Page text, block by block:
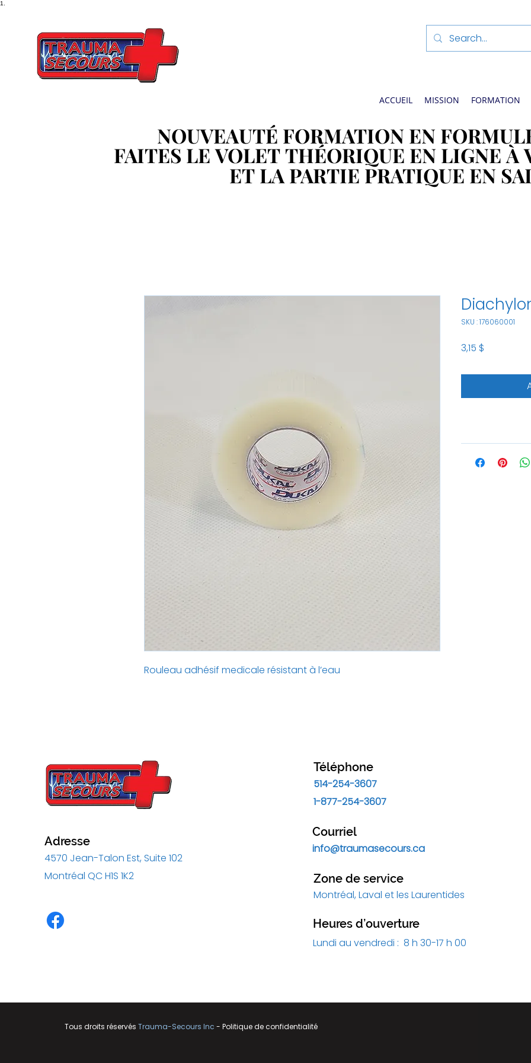
1.
ACCUEIL MISSION FORMATION
NOUVEAUTÉ FORMATION EN
FAITES LE VOLET THÉORIQUE EN LIGNE À
ET LA PARTIE PRATIQUE EN
NOUVEAUTÉ FORMATION EN
FAITES LE VOLET THÉORIQUE EN LIGNE À
ET LA PARTIE PRATIQUE EN
Rouleau adhésif medicale résistant à l’eau
SKU : 176060001
3,15 $
Adresse
4570 Jean-Talon Est, Suite 102
Montréal QC H1S 1K2
Téléphone
514-254-3607
1-877-254-3607
Zone de service
Montréal, Laval et les Laurentides
Heures d’ouverture
Lundi au vendredi : 8 h 30-17 h 00
Courriel
info@traumasecours.ca
Tous droits réservésTrauma-Secours Inc -Politique de confidentialité